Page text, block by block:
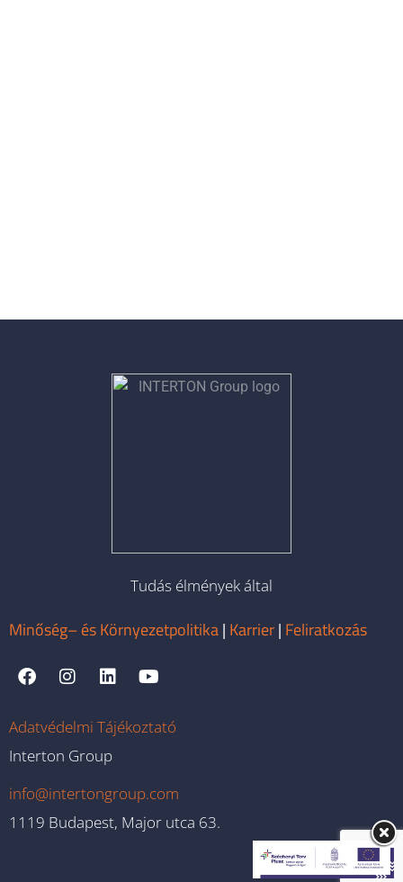
Tudás élmények által
Minőség– és Környezetpolitika| Karrier| Feliratkozás
Adatvédelmi Tájékoztató
Interton Group
info@intertongroup.com
1119 Budapest, Major utca 63.